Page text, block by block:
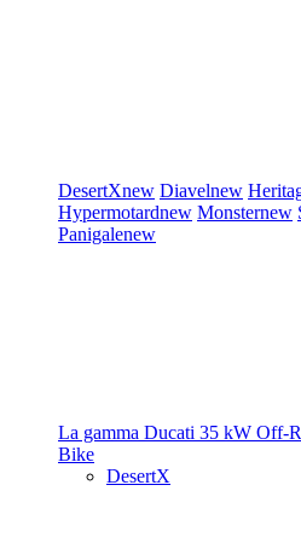
DesertXnew Diavelnew
Hypermotardnew Monsternew
Panigalenew
La gamma Ducati 35 kW Off-
Bike
DesertX